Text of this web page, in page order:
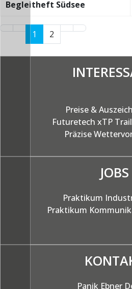
Begleitheft Südsee
1 2
Preise &
Futuretech xTP
Präzise
JOBS
Praktikum
Praktikum
Panik Ebner
– Automotive
– Produkt
KOMMUNIKATION
Impressum